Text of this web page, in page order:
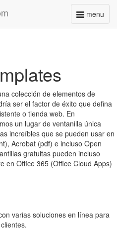
menu
Toggle
colección de elementos de
ser el factor de éxito que defina
o tienda web. En
un lugar de ventanilla única
increíbles que se pueden usar en
Acrobat (pdf) e incluso Open
gratuitas pueden incluso
en Office 365 (Office Cloud Apps)
varias soluciones en línea para